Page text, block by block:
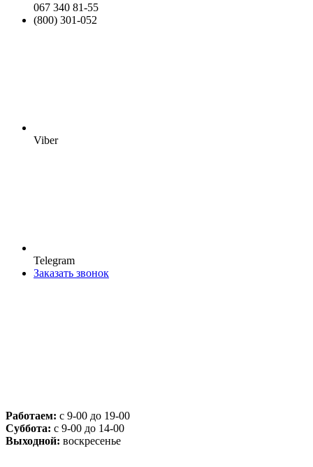
067 340 81-55
(800) 301-052
Viber
Telegram
Заказать звонок
Работаем: с 9-00 до 19-00
Суббота: с 9-00 до 14-00
Выходной: воскресенье